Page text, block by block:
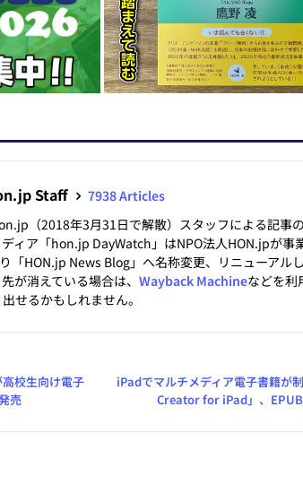
Staff
7938 Articles
（2018年3月31日で解散）スタッフによる記事の
ィア「hon.jp DayWatch」はNPO法人HON.jpが事
「HON.jp News Blog」へ名称変更、リニューアル
が消えている場合は、 Wayback Machineなどを利
せるかもしれません。
校生向け電子
売
iPadでマルチメディア電子書籍が
Creator for iPad」、